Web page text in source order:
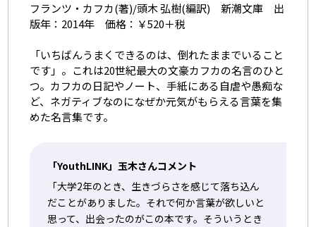
フランツ・カフカ(著)/頭木 弘樹(編訳) 新潮文庫 出
版年：2014年 価格：￥520＋税
「いちばんうまくできるのは、倒れたままでいること
です」。これは20世紀最大の文豪カフカの名言のひと
つ。カフカの日記やノート、手紙にある自虐や愚痴な
ど、ネガティブなのになぜか元気がもらえる言葉を集
めた名言集です。
「YouthLINK」玉木さんコメント
「大学2年のとき、生きづらさを感じて落ち込ん
だことがありました。それで何か言葉が欲しいと
思って、出会ったのがこの本です。そういうとき